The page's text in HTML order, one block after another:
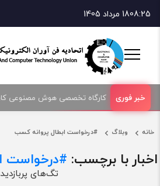
08:2518 مرداد 1405
خانه وبلاگ #درخواست ابطال پروانه کسب
اخبار با برچسب: درخواست ابطال پروانه کسب#
تگ‌های پربازدید